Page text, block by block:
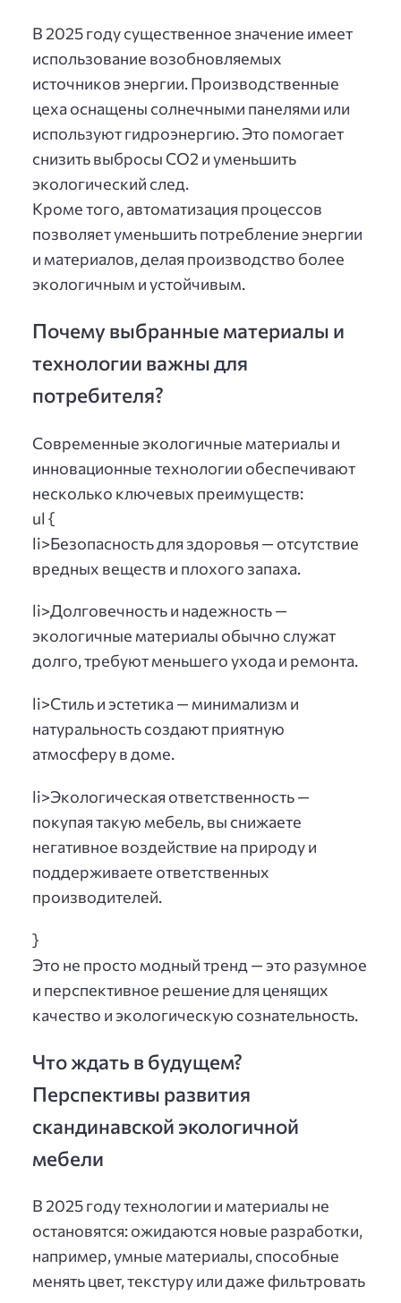
В 2025 году существенное значение имеет
использование возобновляемых
источников энергии. Производственные
цеха оснащены солнечными панелями или
используют гидроэнергию. Это помогает
снизить выбросы CO2 и уменьшить
экологический след.
Кроме того, автоматизация процессов
позволяет уменьшить потребление энергии
и материалов, делая производство более
экологичным и устойчивым.
Почему выбранные материалы и
технологии важны для
потребителя?
Современные экологичные материалы и
инновационные технологии обеспечивают
несколько ключевых преимуществ:
ul {
li>Безопасность для здоровья — отсутствие
вредных веществ и плохого запаха.
li>Долговечность и надежность —
экологичные материалы обычно служат
долго, требуют меньшего ухода и ремонта.
li>Стиль и эстетика — минимализм и
натуральность создают приятную
атмосферу в доме.
li>Экологическая ответственность —
покупая такую мебель, вы снижаете
негативное воздействие на природу и
поддерживаете ответственных
производителей.
}
Это не просто модный тренд — это разумное
и перспективное решение для ценящих
качество и экологическую сознательность.
Что ждать в будущем?
Перспективы развития
скандинавской экологичной
мебели
В 2025 году технологии и материалы не
остановятся: ожидаются новые разработки,
например, умные материалы, способные
менять цвет, текстуру или даже фильтровать